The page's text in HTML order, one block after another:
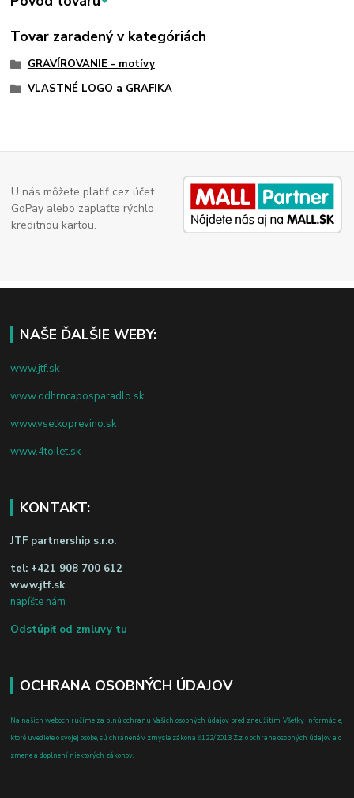
Tovar zaradený v kategóriách
GRAVÍROVANIE - motívy
VLASTNÉ LOGO a GRAFIKA
U nás môžete platiť cez účet
GoPay alebo zaplaťte rýchlo
kreditnou kartou.
NAŠE ĎALŠIE WEBY:
www.jtf.sk
www.odhrncaposparadlo.sk
www.vsetkoprevino.sk
www.4toilet.sk
KONTAKT:
JTF partnership s.r.o.
tel: +421 908 700 612
www.jtf.sk
napíšte nám
Odstúpiť od zmluvy tu
OCHRANA OSOBNÝCH ÚDAJOV
Na našich weboch ručíme za plnú ochranu Vašich osobných údajov pred zneužitím. Všetky informácie,
ktoré uvediete o svojej osobe, sú chránené v zmysle zákona č.122/2013 Z.z. o ochrane osobných údajov a o
zmene a doplnení niektorých zákonov.